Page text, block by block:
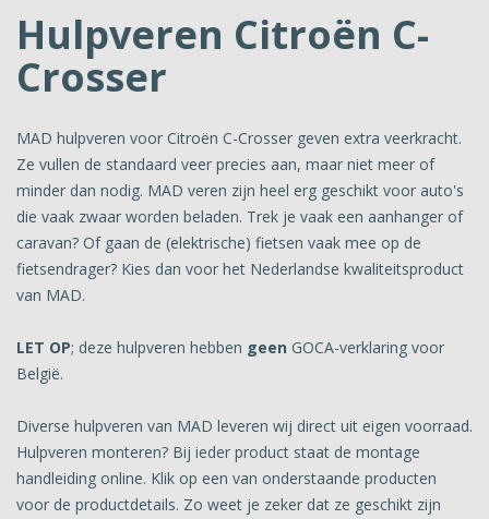
Hulpveren Citroën C-
Crosser
MAD hulpveren voor Citroën C-Crosser geven extra veerkracht.
Ze vullen de standaard veer precies aan, maar niet meer of
minder dan nodig. MAD veren zijn heel erg geschikt voor auto's
die vaak zwaar worden beladen. Trek je vaak een aanhanger of
caravan? Of gaan de (elektrische) fietsen vaak mee op de
fietsendrager? Kies dan voor het Nederlandse kwaliteitsproduct
van MAD.
LET OP; deze hulpveren hebben geen GOCA-verklaring voor
België.
Diverse hulpveren van MAD leveren wij direct uit eigen voorraad.
Hulpveren monteren? Bij ieder product staat de montage
handleiding online. Klik op een van onderstaande producten
voor de productdetails. Zo weet je zeker dat ze geschikt zijn